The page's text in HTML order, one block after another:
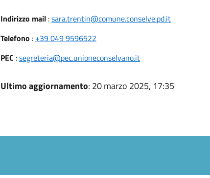
Indirizzo mail:sara.trentin@comune.conselve.pd.it
Telefono : +39 049 9596522
PEC :segreteria@pec.unioneconselvano.it
Ultimo aggiornamento: 20 marzo 2025, 17:35